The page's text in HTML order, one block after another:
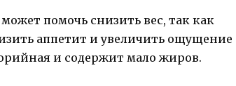
помочь снизить вес, так как
аппетит и увеличить ощущение
и содержит мало жиров.